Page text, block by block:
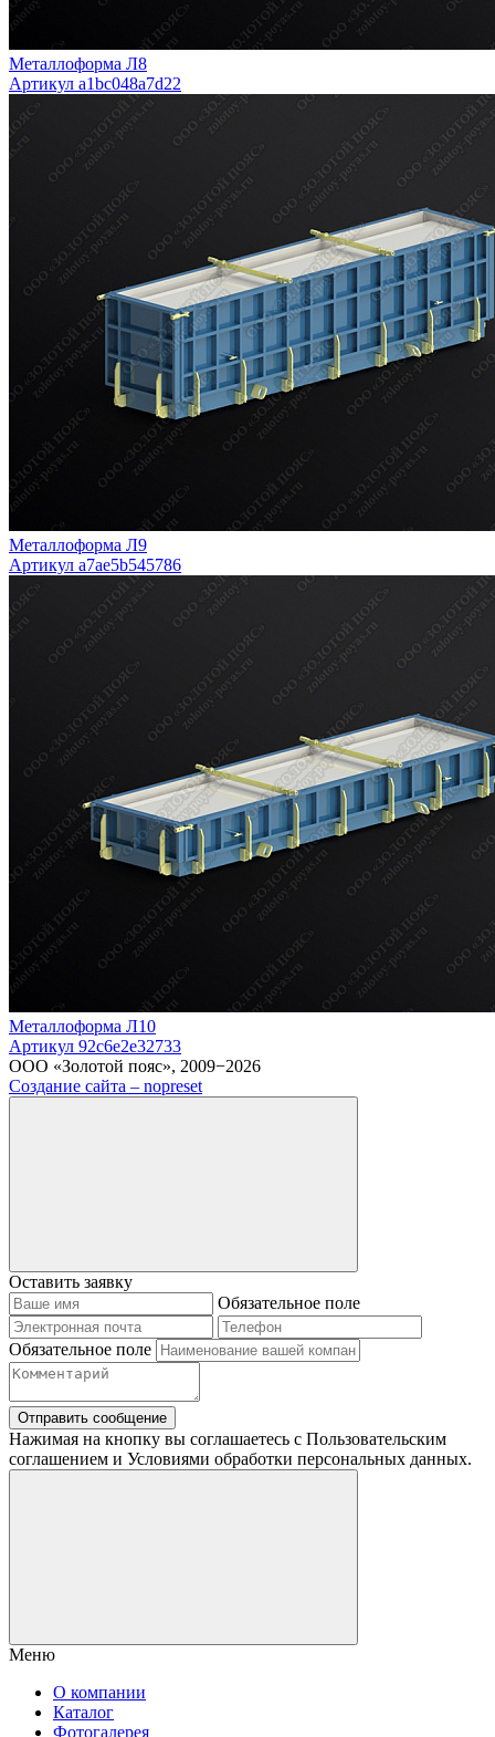
Металлоформа Л8
Артикул a1bc048a7d22
Металлоформа Л9
Артикул a7ae5b545786
Металлоформа Л10
Артикул 92c6e2e32733
ООО «Золотой пояс», 2009−2026
Создание сайта – nopreset
Оставить заявку
Обязательное поле
Обязательное поле
Отправить сообщение
Нажимая на кнопку вы соглашаетесь с Пользовательским
соглашением и Условиями обработки персональных данных.
Меню
О компании
Каталог
Фотогалерея